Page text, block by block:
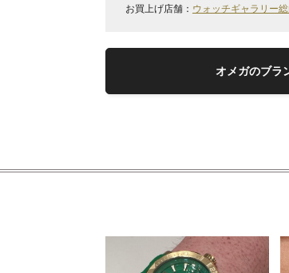
お買上げ店舗： ウォッチギャラリー
オメガのブラ